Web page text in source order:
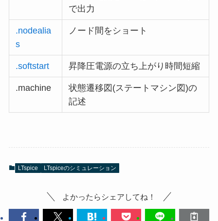
で出力
.nodealia
s
ノード間をショート
.softstart 昇降圧電源の立ち上がり時間短縮
.machine
状態遷移図(ステートマシン図)の
記述
LTspice LTspiceのシミュレーション
よかったらシェアしてね！